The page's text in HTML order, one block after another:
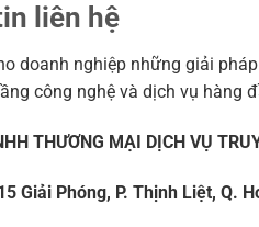
liên hệ
doanh nghiệp những giải
công nghệ và dịch vụ hàng
THƯƠNG MẠI DỊCH VỤ
Giải Phóng, P. Thịnh Liệt, Q.